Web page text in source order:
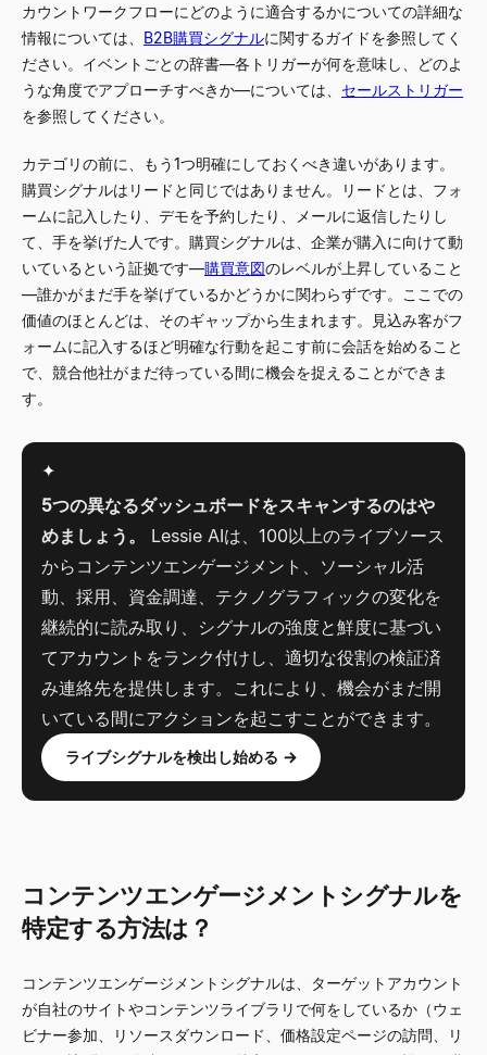
カウントワークフローにどのように適合するかについての詳細な
情報については、 B2B購買シグナルに関するガイドを参照してく
ださい。イベントごとの辞書—各トリガーが何を意味し、どのよ
うな角度でアプローチすべきか—については、 セールストリガー
を参照してください。
カテゴリの前に、もう1つ明確にしておくべき違いがあります。
購買シグナルはリードと同じではありません。リードとは、フォ
ームに記入したり、デモを予約したり、メールに返信したりし
て、手を挙げた人です。購買シグナルは、企業が購入に向けて動
いているという証拠です—購買意図のレベルが上昇していること
—誰かがまだ手を挙げているかどうかに関わらずです。ここでの
価値のほとんどは、そのギャップから生まれます。見込み客がフ
ォームに記入するほど明確な行動を起こす前に会話を始めること
で、競合他社がまだ待っている間に機会を捉えることができま
す。
✦
5つの異なるダッシュボードをスキャンするのはや
めましょう。
Lessie AIは、100以上のライブソース
からコンテンツエンゲージメント、ソーシャル活
動、採用、資金調達、テクノグラフィックの変化を
継続的に読み取り、シグナルの強度と鮮度に基づい
てアカウントをランク付けし、適切な役割の検証済
み連絡先を提供します。これにより、機会がまだ開
いている間にアクションを起こすことができます。
ライブシグナルを検出し始める →
コンテンツエンゲージメントシグナルを
特定する方法は？
コンテンツエンゲージメントシグナルは、ターゲットアカウント
が自社のサイトやコンテンツライブラリで何をしているか（ウェ
ビナー参加、リソースダウンロード、価格設定ページの訪問、リ